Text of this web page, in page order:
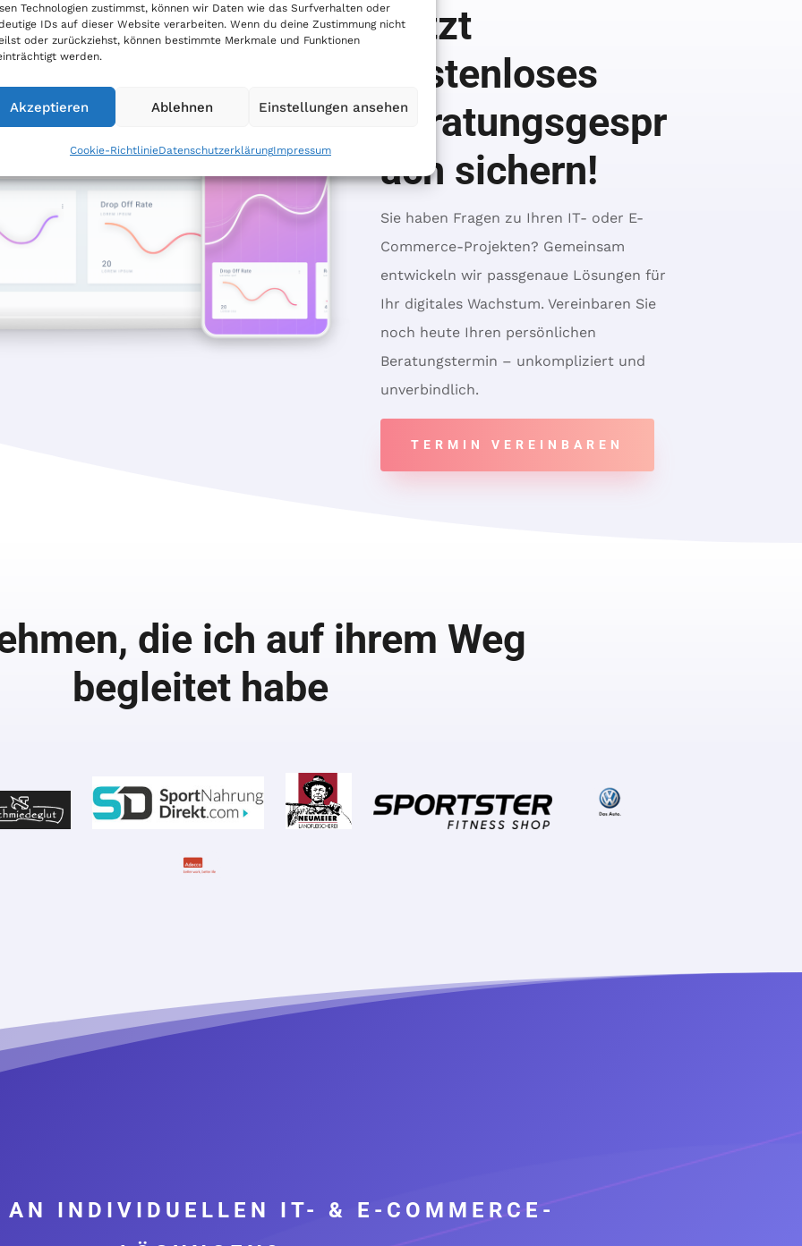
Technologien zustimmst, können wir Daten wie das Surfverhalten oder
IDs auf dieser Website verarbeiten. Wenn du deine Zustimmung nicht
oder zurückziehst, können bestimmte Merkmale und Funktionen
werden.
Akzeptieren Ablehnen Einstellungen ansehen
Cookie-RichtlinieDatenschutzerklärungImpressum
Jetzt
kostenloses
Beratungsgespr
äch sichern!
Sie haben Fragen zu Ihren IT- oder E-
Commerce-Projekten? Gemeinsam
entwickeln wir passgenaue Lösungen für
Ihr digitales Wachstum. Vereinbaren Sie
noch heute Ihren persönlichen
Beratungstermin – unkompliziert und
unverbindlich.
TERMIN VEREINBAREN
die ich auf ihrem Weg
begleitet habe
AN INDIVIDUELLEN IT- & E-COMMERCE-